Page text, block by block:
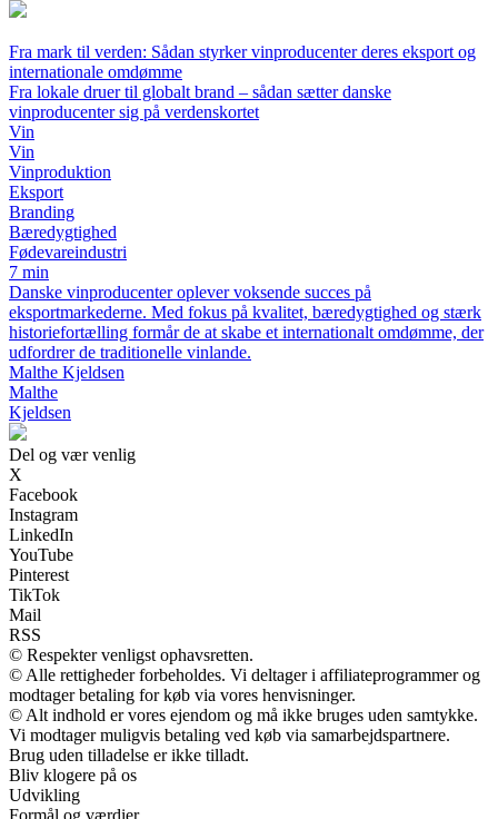
Fra mark til verden: Sådan styrker vinproducenter deres eksport og
internationale omdømme
Fra lokale druer til globalt brand – sådan sætter danske
vinproducenter sig på verdenskortet
Vin
Vin
Vinproduktion
Eksport
Branding
Bæredygtighed
Fødevareindustri
7 min
Danske vinproducenter oplever voksende succes på
eksportmarkederne. Med fokus på kvalitet, bæredygtighed og stærk
historiefortælling formår de at skabe et internationalt omdømme, der
udfordrer de traditionelle vinlande.
Malthe Kjeldsen
Malthe
Kjeldsen
Del og vær venlig
X
Facebook
Instagram
LinkedIn
YouTube
Pinterest
TikTok
Mail
RSS
© Respekter venligst ophavsretten.
© Alle rettigheder forbeholdes. Vi deltager i affiliateprogrammer og
modtager betaling for køb via vores henvisninger.
© Alt indhold er vores ejendom og må ikke bruges uden samtykke.
Vi modtager muligvis betaling ved køb via samarbejdspartnere.
Brug uden tilladelse er ikke tilladt.
Bliv klogere på os
Udvikling
Formål og værdier